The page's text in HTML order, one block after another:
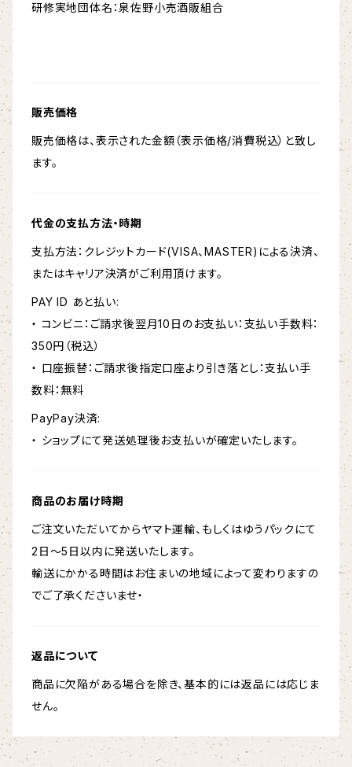
研修実地団体名：泉佐野小売酒販組合
販売価格
販売価格は、表示された金額（表示価格/消費税込）と致し
ます。
代金の支払方法・時期
支払方法：クレジットカード(VISA、MASTER)による決済、
またはキャリア決済がご利用頂けます。
PAY ID あと払い:
・ コンビニ：ご請求後翌月10日のお支払い：支払い手数料：
350円（税込）
・ 口座振替：ご請求後指定口座より引き落とし：支払い手
数料：無料
PayPay決済:
・ ショップにて発送処理後お支払いが確定いたします。
商品のお届け時期
ご注文いただいてからヤマト運輸、もしくはゆうパックにて
2日～5日以内に発送いたします。
輸送にかかる時間はお住まいの地域によって変わりますの
でご了承くださいませ・
返品について
商品に欠陥がある場合を除き、基本的には返品には応じま
せん。